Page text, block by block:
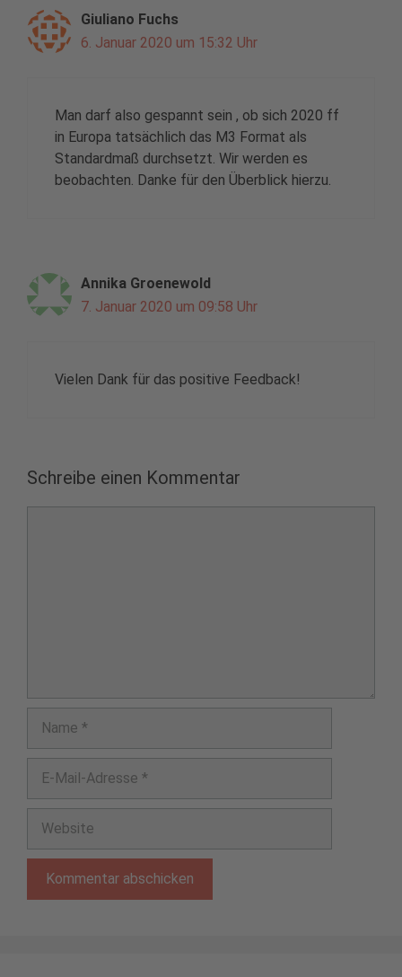
Giuliano Fuchs
6. Januar 2020 um 15:32 Uhr
Man darf also gespannt sein , ob sich 2020 ff
in Europa tatsächlich das M3 Format als
Standardmaß durchsetzt. Wir werden es
beobachten. Danke für den Überblick hierzu.
Annika Groenewold
7. Januar 2020 um 09:58 Uhr
Vielen Dank für das positive Feedback!
Schreibe einen Kommentar
Adresse